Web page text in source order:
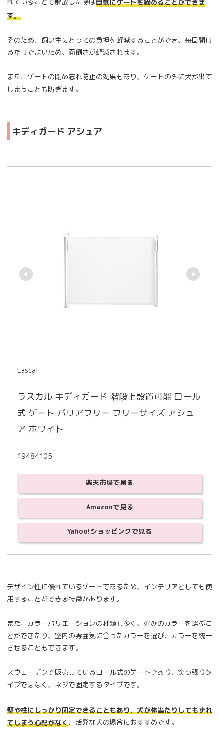
自動にゲートを締めることができま
す。
そのため、飼い主にとっての負担を軽減することができ、毎回開け
るだけでよいため、面倒さが軽減されます。
また、ゲートの閉め忘れ防止の効果もあり、ゲートの外に犬が出て
しまうことも防ぎます。
キディガード アシュア
Lascal
ラスカル キディガード 階段上設置可能 ロール
式 ゲート バリアフリー フリーサイズ アシュ
ア ホワイト
19484105
楽天市場で見る
Amazonで見る
Yahoo!ショッピングで見る
デザイン性に優れているゲートであるため、インテリアとしても使
用することができる特徴があります。
また、カラーバリエーションの種類も多く、好みのカラーを選ぶこ
とができたり、室内の雰囲気に合ったカラーを選び、カラーを統一
させることもできます。
スウェーデンで販売しているロール式のゲートであり、突っ張りタ
イプではなく、ネジで固定するタイプです。
壁や柱にしっかり固定できることもあり、犬が体当たりしてもずれ
てしまう心配がなく、活発な犬の場合におすすめです。